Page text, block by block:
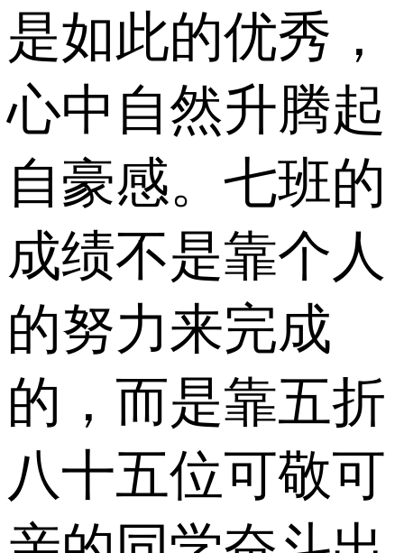
是如此的优秀，
心中自然升腾起
自豪感。七班的
成绩不是靠个人
的努力来完成
的，而是靠五折
八十五位可敬可